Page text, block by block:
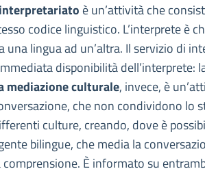
è un’attività che
codice linguistico. L’interprete è
una lingua ad un’altra. Il servizio di
disponibilità dell’interprete:
mediazione culturale, invece, è
che non condividono lo
culture, creando, dove è
bilingue, che media la
comprensione. È informato su